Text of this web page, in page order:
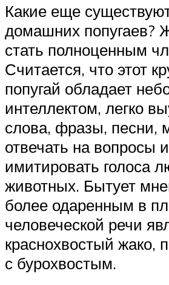
Какие еще
домашних попугаев?
стать полноценным
Считается, что этот
попугай обладает
интеллектом, легко
слова, фразы, песни,
отвечать на вопросы и
имитировать голоса
животных. Бытует
более одаренным в
человеческой речи
краснохвостый жако,
с бурохвостым.